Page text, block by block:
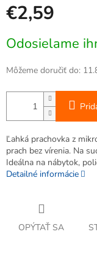
€2,59
cena:
Odosielame
Môžeme doručiť do:
Ľahká prachovka z
prach bez vírenia. Na
Ideálna na nábytok,
Detailné informácie
OPÝTAŤ SA